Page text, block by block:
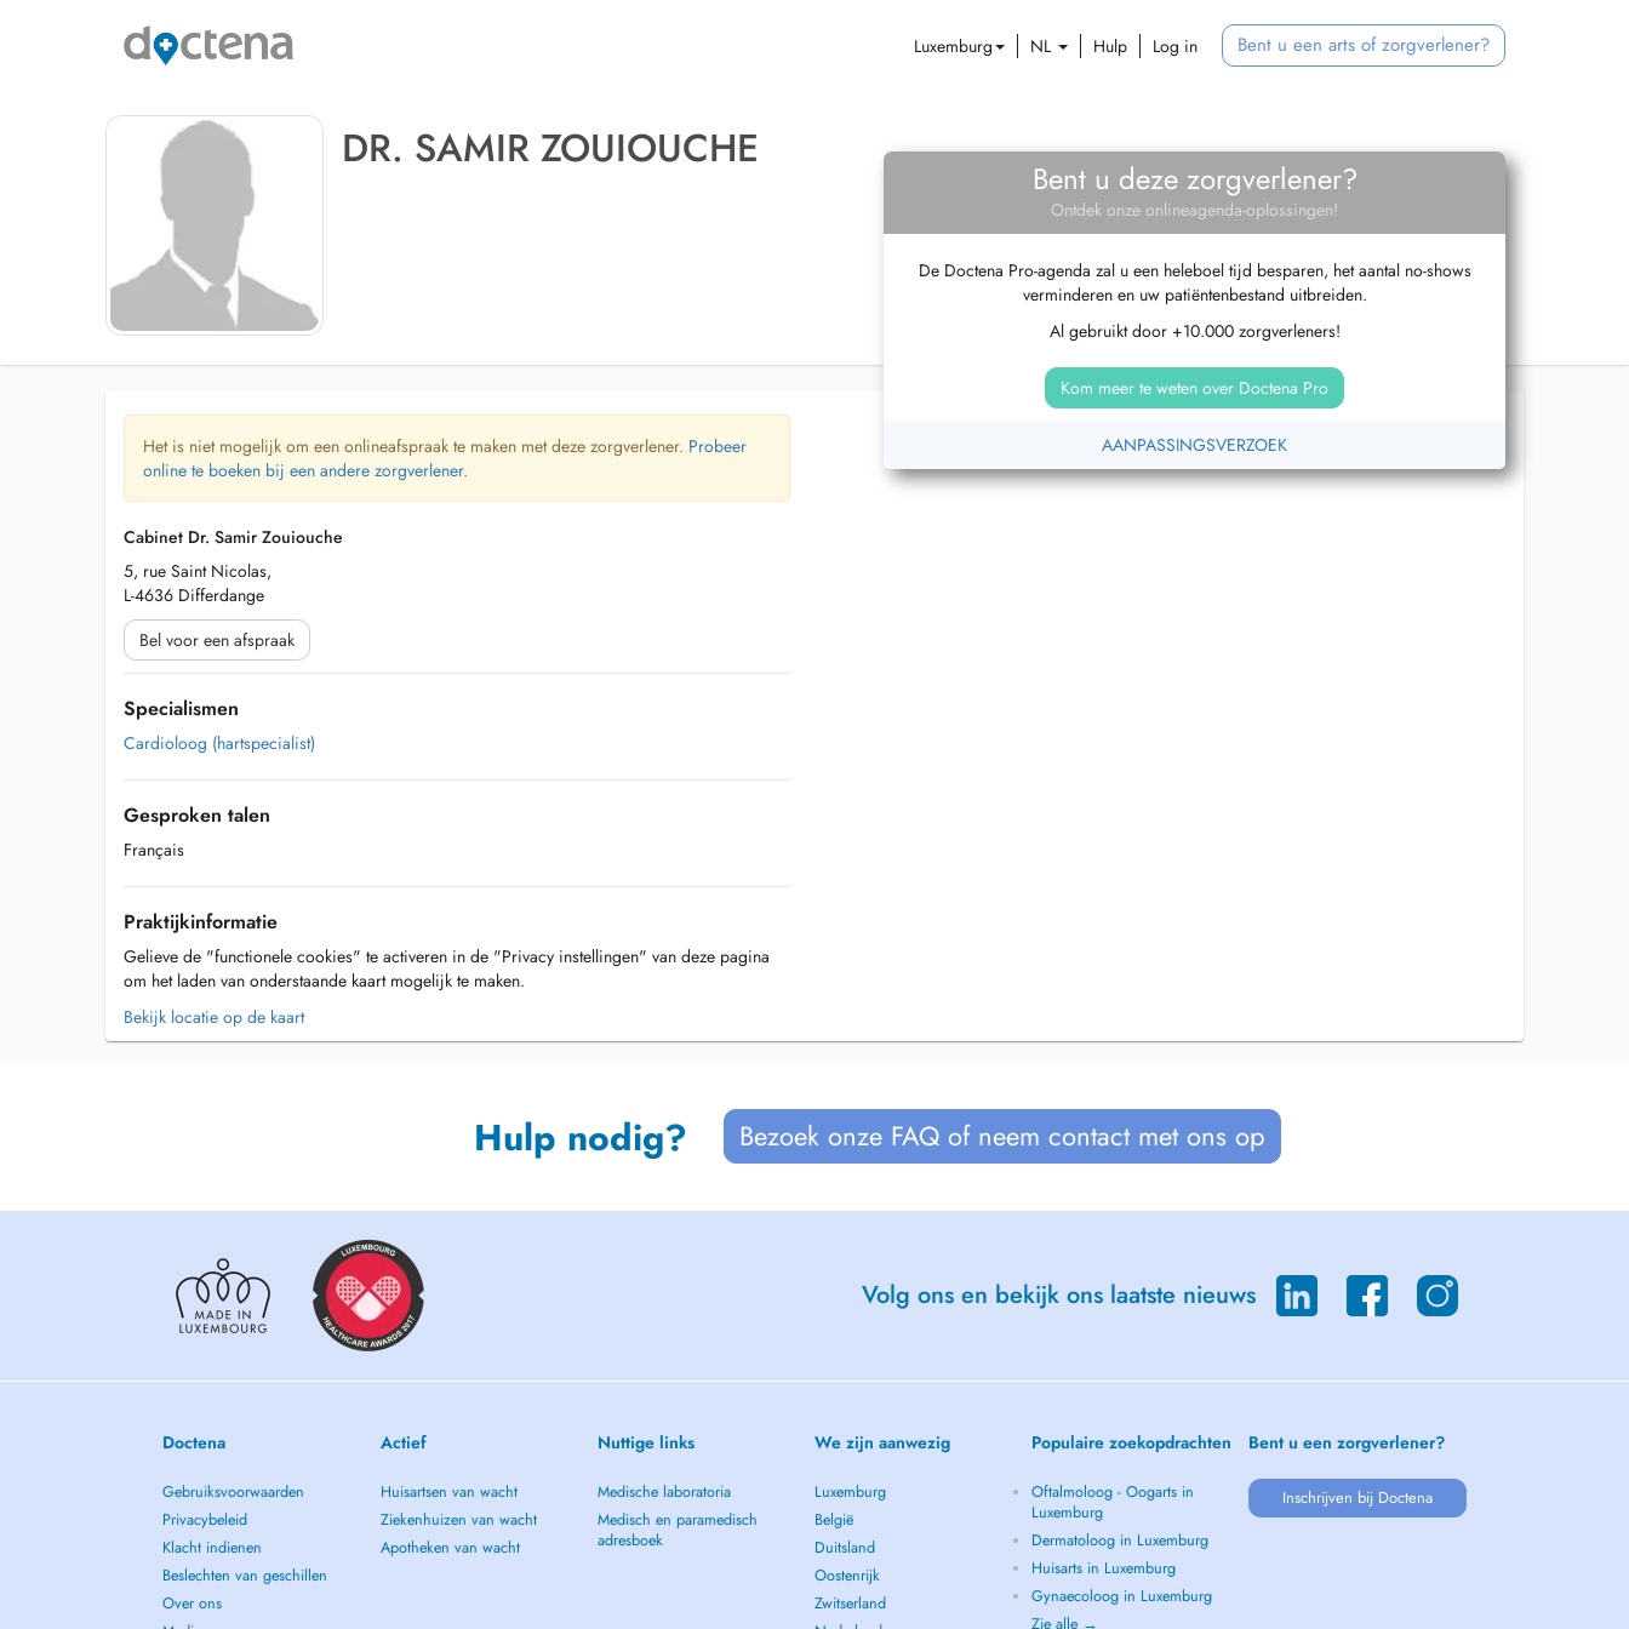
Luxemburg NL Hulp Log in Bent u een arts of zorgverlener?
DR. SAMIR ZOUIOUCHE
Bent u deze zorgverlener?
Ontdek onze onlineagenda-oplossingen!
De Doctena Pro-agenda zal u een heleboel tijd besparen, het aantal no-shows
verminderen en uw patiëntenbestand uitbreiden.
Al gebruikt door +10.000 zorgverleners!
Kom meer te weten over Doctena Pro
AANPASSINGSVERZOEK
Het is niet mogelijk om een onlineafspraak te maken met deze zorgverlener. Probeer
online te boeken bij een andere zorgverlener.
Cabinet Dr. Samir Zouiouche
5, rue Saint Nicolas,
L-4636 Differdange
Bel voor een afspraak
Specialismen
Cardioloog (hartspecialist)
Gesproken talen
Français
Praktijkinformatie
Gelieve de "functionele cookies" te activeren in de "Privacy instellingen" van deze pagina
om het laden van onderstaande kaart mogelijk te maken.
Bekijk locatie op de kaart
Hulp nodig? Bezoek onze FAQ of neem contact met ons op
Volg ons en bekijk ons laatste nieuws
Doctena
Gebruiksvoorwaarden
Privacybeleid
Klacht indienen
Beslechten van geschillen
Over ons
Actief
Huisartsen van wacht
Ziekenhuizen van wacht
Apotheken van wacht
Nuttige links
Medische laboratoria
Medisch en paramedisch
adresboek
We zijn aanwezig
Luxemburg
België
Duitsland
Oostenrijk
Zwitserland
Populaire zoekopdrachten
Oftalmoloog - Oogarts in
Luxemburg
Dermatoloog in Luxemburg
Huisarts in Luxemburg
Gynaecoloog in Luxemburg
Zie alle →
Bent u een zorgverlener?
Inschrijven bij Doctena